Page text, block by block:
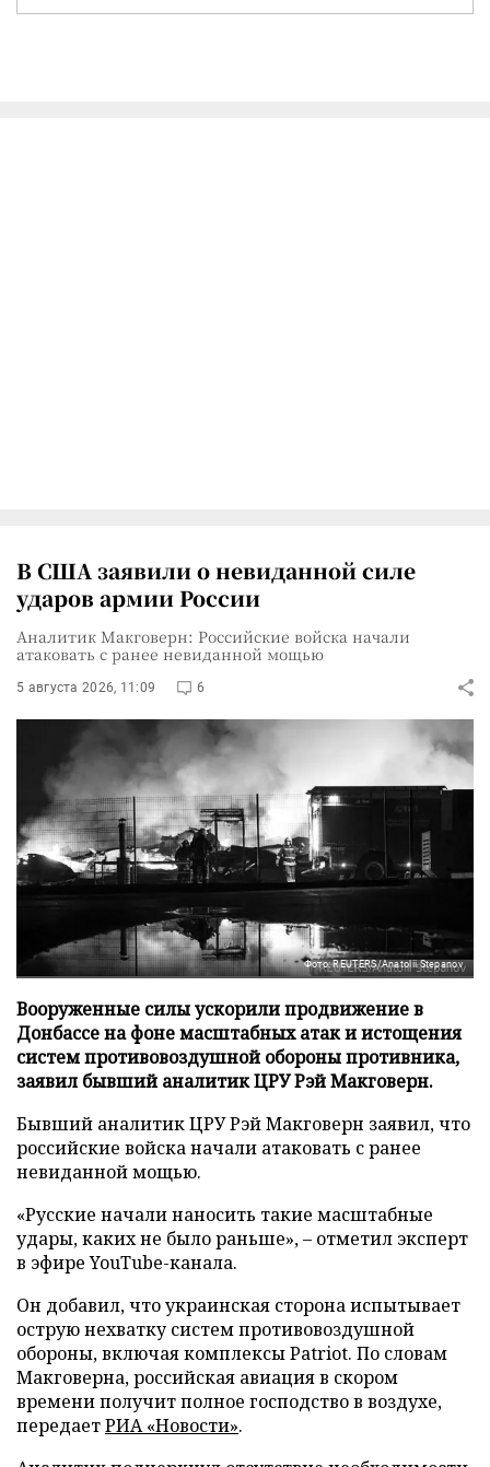
В США заявили о невиданной силе
ударов армии России
Аналитик Макговерн: Российские войска начали
атаковать с ранее невиданной мощью
5 августа 2026, 11:09 6
Фото: REUTERS/Anatolii Stepanov
Вооруженные силы ускорили продвижение в
Донбассе на фоне масштабных атак и истощения
систем противовоздушной обороны противника,
заявил бывший аналитик ЦРУ Рэй Макговерн.
Бывший аналитик ЦРУ Рэй Макговерн заявил, что
российские войска начали атаковать с ранее
невиданной мощью.
«Русские начали наносить такие масштабные
удары, каких не было раньше», – отметил эксперт
в эфире YouTube-канала.
Он добавил, что украинская сторона испытывает
острую нехватку систем противовоздушной
обороны, включая комплексы Patriot. По словам
Макговерна, российская авиация в скором
времени получит полное господство в воздухе,
передаетРИА «Новости».